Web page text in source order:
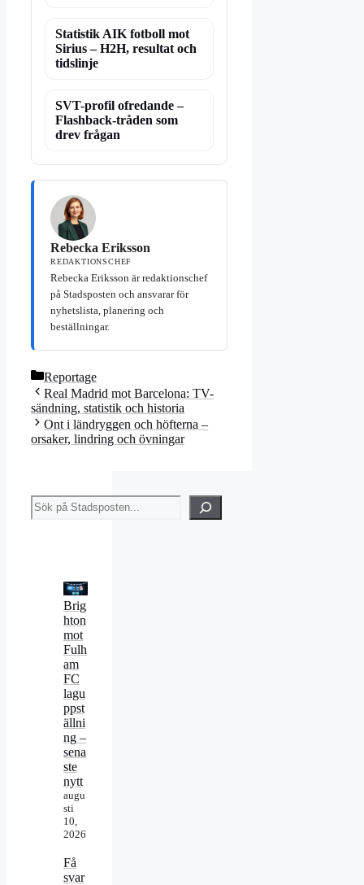
Statistik AIK fotboll mot
Sirius – H2H, resultat och
tidslinje
SVT-profil ofredande –
Flashback-tråden som
drev frågan
Rebecka Eriksson
REDAKTIONSCHEF
Rebecka Eriksson är redaktionschef
på Stadsposten och ansvarar för
nyhetslista, planering och
beställningar.
Kategorier
Reportage
Real Madrid mot Barcelona: TV-
sändning, statistik och historia
Ont i ländryggen och höfterna –
orsaker, lindring och övningar
Sök
Brig
hton
mot
Fulh
am
FC
lagu
ppst
ällni
ng –
sena
ste
nytt
augu
sti
10,
2026
Få
svar